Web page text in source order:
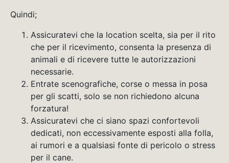
Quindi;
Assicuratevi che la location scelta, sia per il rito
che per il ricevimento, consenta la presenza di
animali e di ricevere tutte le autorizzazioni
necessarie.
Entrate scenografiche, corse o messa in posa
per gli scatti, solo se non richiedono alcuna
forzatura!
Assicuratevi che ci siano spazi confortevoli
dedicati, non eccessivamente esposti alla folla,
ai rumori e a qualsiasi fonte di pericolo o stress
per il cane.